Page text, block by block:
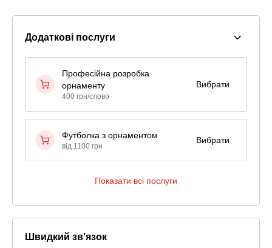
Додаткові послуги
Професійна розробка
орнаменту
400 грн/слово
Вибрати
Футболка з орнаментом
від 1100 грн
Вибрати
Показати всі послуги
Швидкий зв'язок